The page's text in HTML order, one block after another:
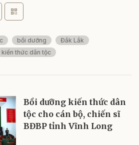
bồi dưỡng
Đắk Lắk
kiến thức dân tộc
Bồi dưỡng kiến thức dân
tộc cho cán bộ, chiến sĩ
BĐBP tỉnh Vĩnh Long